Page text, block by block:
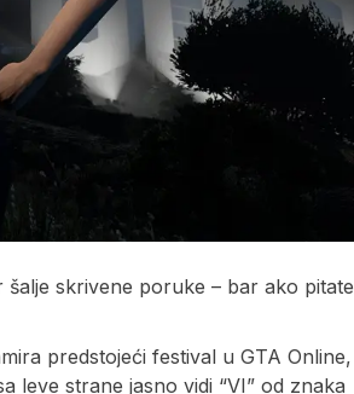
skrivene poruke – bar ako pitate
predstojeći festival u GTA Online,
leve strane jasno vidi “VI” od znaka